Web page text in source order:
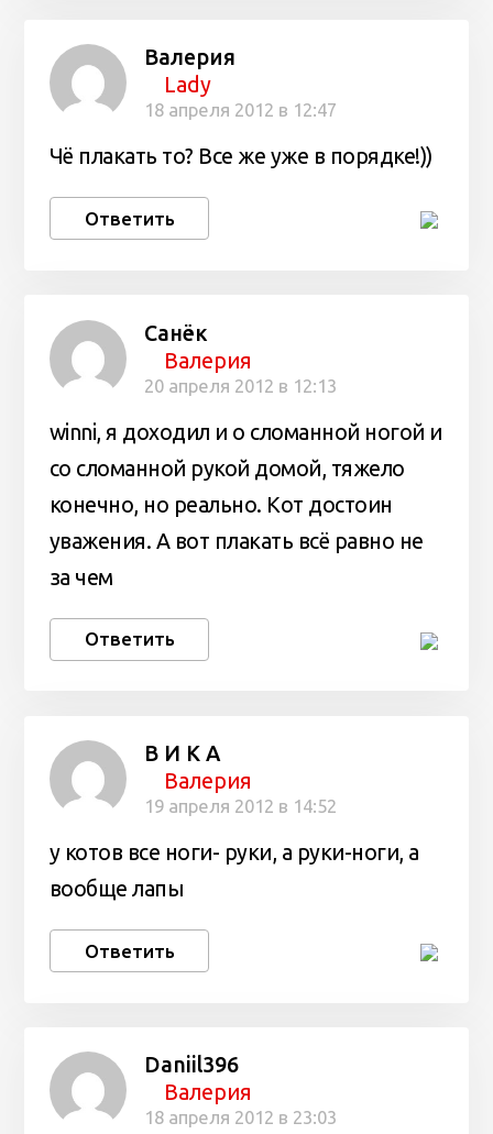
Валерия
Lady
18 апреля 2012 в 12:47
Чё плакать то? Все же уже в порядке!))
Ответить
Санёк
Валерия
20 апреля 2012 в 12:13
winni, я доходил и о сломанной ногой и
со сломанной рукой домой, тяжело
конечно, но реально. Кот достоин
уважения. А вот плакать всё равно не
за чем
Ответить
В И К А
Валерия
19 апреля 2012 в 14:52
у котов все ноги- руки, а руки-ноги, а
вообще лапы
Ответить
Daniil396
Валерия
18 апреля 2012 в 23:03